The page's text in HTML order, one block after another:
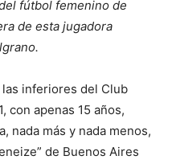
fútbol femenino de
de esta jugadora
inferiores del Club
con apenas 15 años,
nada más y nada menos,
de Buenos Aires